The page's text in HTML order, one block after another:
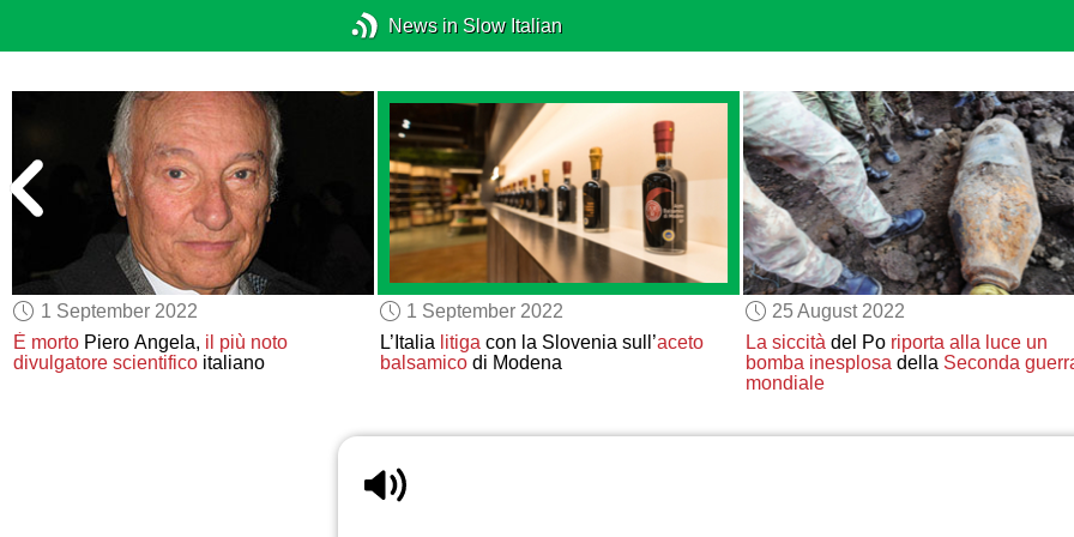
News in Slow Italian
1 September 2022
È morto Piero Angela, il più noto
divulgatore scientifico italiano
1 September 2022
L’Italia litigacon la Slovenia sull’aceto
balsamicodi Modena
25 August 2022
La siccitàdel Po riporta alla luce un
bomba inesplosadella Seconda
mondiale